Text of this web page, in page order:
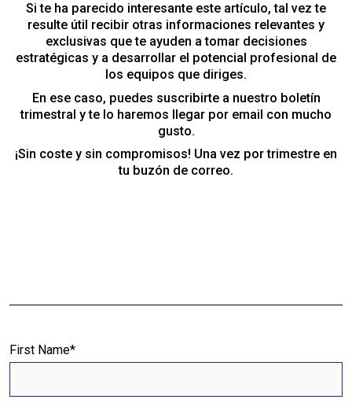
Si te ha parecido interesante este artículo, tal vez te
resulte útil recibir otras informaciones relevantes y
exclusivas que te ayuden a tomar decisiones
estratégicas y a desarrollar el potencial profesional de
los equipos que diriges.
En ese caso, puedes suscribirte a nuestro boletín
trimestral y te lo haremos llegar por email con mucho
gusto.
¡Sin coste y sin compromisos! Una vez por trimestre en
tu buzón de correo.
First Name*